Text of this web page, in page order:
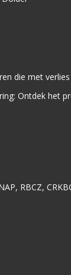
die met
Ontdek het
RBCZ,